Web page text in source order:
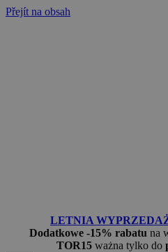
Přejít na obsah
LETNIA
Dodatkowe -15% rabatu na
TOR15 ważna tylko do